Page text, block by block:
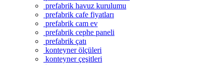
prefabrik havuz kurulumu
prefabrik cafe fiyatları
prefabrik cam ev
prefabrik cephe paneli
prefabrik çatı
konteyner ölçüleri
konteyner çeşitleri